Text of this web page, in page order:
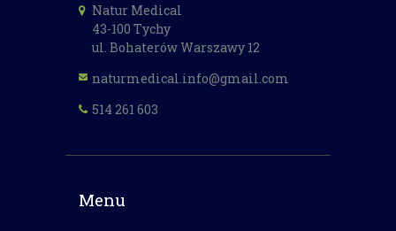
Natur Medical
43-100 Tychy
ul. Bohaterów Warszawy 12
naturmedical.info@gmail.com
514 261 603
Menu